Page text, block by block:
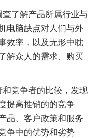
了解产品所属行业与
电脑缺点对人们与外
效率，以及无形中耽
解众人的需求、购买
竞争者的比较，发现
提高推销的的竞争
品、客户政策和服务
争中的优势和劣势